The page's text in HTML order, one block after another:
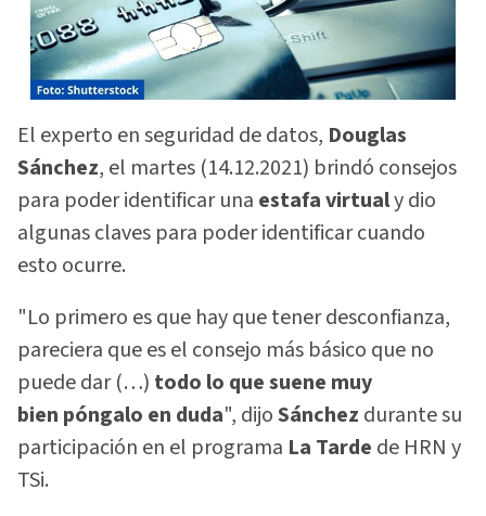
El experto en seguridad de datos, Douglas
Sánchez, el martes (14.12.2021) brindó consejos
para poder identificar una estafa virtualy dio
algunas claves para poder identificar cuando
esto ocurre.
"Lo primero es que hay que tener desconfianza,
pareciera que es el consejo más básico que no
puede dar (…) todo lo que suene muy
bien póngalo en duda", dijoSánchez durante su
participación en el programa La Tarde de HRN y
TSi.